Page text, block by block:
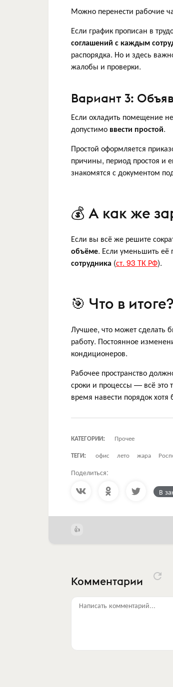
Можно перенести рабочие
Если график прописан в
соглашений с каждым
распорядка. Но и здесь
жалобы и проверки.
Вариант 3:
Если охладить помещение
допустимо ввести простой.
Простой оформляется
причины, период простоя и
знакомятся с документом
💰 А как же
Если вы всё же решите
объёме. Если уменьшить
сотрудника (ст. 93 ТК РФ).
🎯 Что в итоге?
Лучшее, что может сделать
работу. Постоянное
кондиционеров.
Рабочее пространство
сроки и процессы — всё это
время навести порядок хотя
КАТЕГОРИИ:
Прочее
ТЕГИ:
офис лето жара
Поделиться:
В
Комментарии
Написать комментарий...